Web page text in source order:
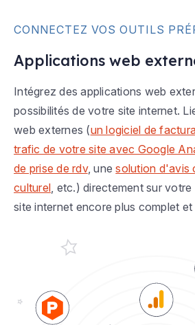
CONNECTEZ VOS OUTILS
Applications web
Intégrez des applications web
possibilités de votre site internet.
web externes (un logiciel de
trafic de votre site avec Google
de prise de rdv, unesolution d'avis
culturel, etc.) directement sur
site internet encore plus complet